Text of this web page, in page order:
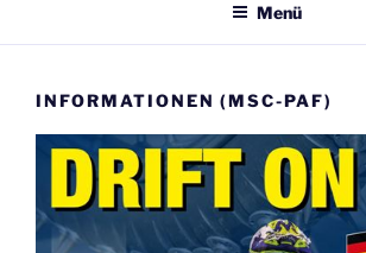
Menü
INFORMATIONEN (MSC-PAF)